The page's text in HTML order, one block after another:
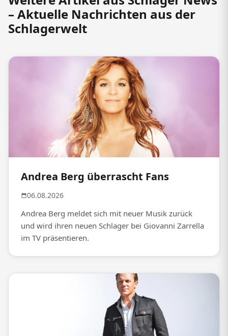
– Aktuelle Nachrichten aus der
Schlagerwelt
Andrea Berg überrascht Fans
06.08.2026
Andrea Berg meldet sich mit neuer Musik zurück
und wird ihren neuen Schlager bei Giovanni Zarrella
im TV präsentieren.